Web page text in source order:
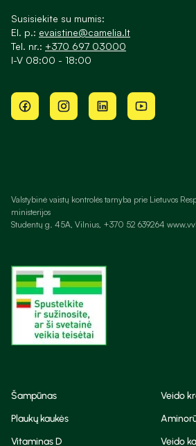
Susisiekite su mumis:
El. p.: evaistine@camelia.lt
Tel. nr.: +370 697 03000
I-V 08:00 - 18:00
Valstybinė vaistų kontrolės tarnyba prie Lietuvos
ministerijos
Studentų g. 45A, Vilnius, +370 52 639264
Šampūnas
Veido
Plaukų kaukės
Vitaminas D
Veido